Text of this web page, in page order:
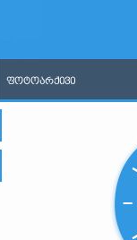
ᲤᲝᲢᲝᲐᲠᲥᲘᲕᲘ